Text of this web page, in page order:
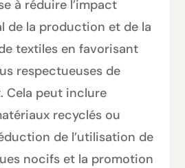
à réduire l’impact
de la production et de la
textiles en favorisant
respectueuses de
Cela peut inclure
recyclés ou
de l’utilisation de
nocifs et la promotion